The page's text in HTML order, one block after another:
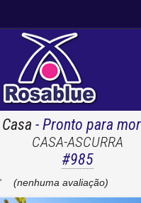
Casa - Pronto para
CASA-ASCURRA
#985
(nenhuma avaliação)